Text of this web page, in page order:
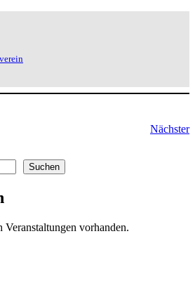
Nächster
Suchen
Veranstaltungen vorhanden.